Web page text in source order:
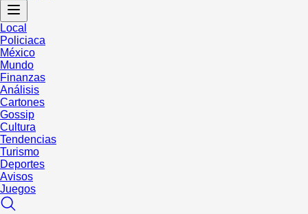
Local
Policiaca
México
Mundo
Finanzas
Análisis
Cartones
Gossip
Cultura
Tendencias
Turismo
Deportes
Avisos
Juegos